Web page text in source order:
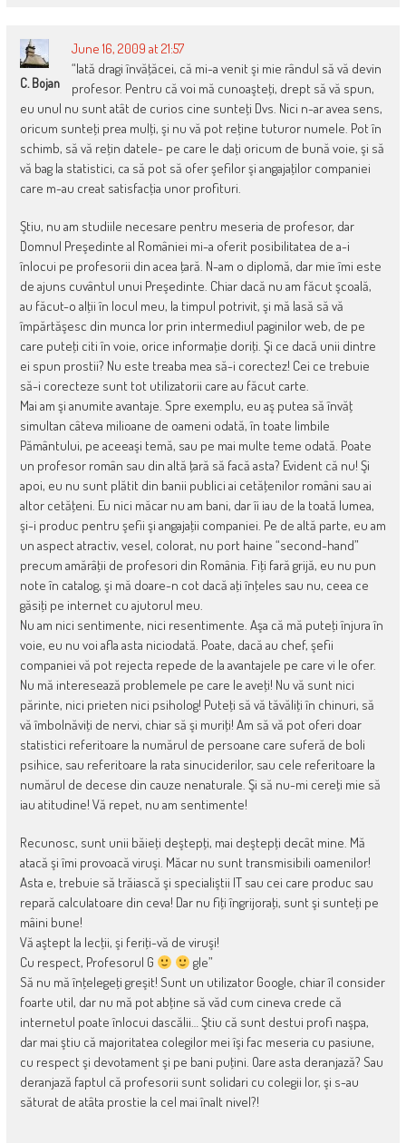
C. Bojan
June 16, 2009 at 21:57
“Iată dragi învăţăcei, că mi-a venit şi mie rândul să vă devin
profesor. Pentru că voi mă cunoaşteţi, drept să vă spun,
eu unul nu sunt atât de curios cine sunteţi Dvs. Nici n-ar avea sens,
oricum sunteţi prea mulţi, şi nu vă pot reţine tuturor numele. Pot în
schimb, să vă reţin datele- pe care le daţi oricum de bună voie, şi să
vă bag la statistici, ca să pot să ofer şefilor şi angajaţilor companiei
care m-au creat satisfacţia unor profituri.
Ştiu, nu am studiile necesare pentru meseria de profesor, dar
Domnul Preşedinte al României mi-a oferit posibilitatea de a-i
înlocui pe profesorii din acea ţară. N-am o diplomă, dar mie îmi este
de ajuns cuvântul unui Preşedinte. Chiar dacă nu am făcut şcoală,
au făcut-o alţii în locul meu, la timpul potrivit, şi mă lasă să vă
împărtăşesc din munca lor prin intermediul paginilor web, de pe
care puteţi citi în voie, orice informaţie doriţi. Şi ce dacă unii dintre
ei spun prostii? Nu este treaba mea să-i corectez! Cei ce trebuie
să-i corecteze sunt tot utilizatorii care au făcut carte.
Mai am şi anumite avantaje. Spre exemplu, eu aş putea să învăţ
simultan câteva milioane de oameni odată, în toate limbile
Pământului, pe aceeaşi temă, sau pe mai multe teme odată. Poate
un profesor român sau din altă ţară să facă asta? Evident că nu! Şi
apoi, eu nu sunt plătit din banii publici ai cetăţenilor români sau ai
altor cetăţeni. Eu nici măcar nu am bani, dar îi iau de la toată lumea,
şi-i produc pentru şefii şi angajaţii companiei. Pe de altă parte, eu am
un aspect atractiv, vesel, colorat, nu port haine “second-hand”
precum amărâţii de profesori din România. Fiţi fară grijă, eu nu pun
note în catalog, şi mă doare-n cot dacă aţi înţeles sau nu, ceea ce
găsiţi pe internet cu ajutorul meu.
Nu am nici sentimente, nici resentimente. Aşa că mă puteţi înjura în
voie, eu nu voi afla asta niciodată. Poate, dacă au chef, şefii
companiei vă pot rejecta repede de la avantajele pe care vi le ofer.
Nu mă interesează problemele pe care le aveţi! Nu vă sunt nici
părinte, nici prieten nici psiholog! Puteţi să vă tăvăliţi în chinuri, să
vă îmbolnăviţi de nervi, chiar să şi muriţi! Am să vă pot oferi doar
statistici referitoare la numărul de persoane care suferă de boli
psihice, sau referitoare la rata sinuciderilor, sau cele referitoare la
numărul de decese din cauze nenaturale. Şi să nu-mi cereţi mie să
iau atitudine! Vă repet, nu am sentimente!
Recunosc, sunt unii băieţi deştepţi, mai deştepţi decât mine. Mă
atacă şi îmi provoacă viruşi. Măcar nu sunt transmisibili oamenilor!
Asta e, trebuie să trăiască şi specialiştii IT sau cei care produc sau
repară calculatoare din ceva! Dar nu fiţi îngrijoraţi, sunt şi sunteţi pe
mâini bune!
Vă aştept la lecţii, şi feriţi-vă de viruşi!
Cu respect, Profesorul G
gle”
Să nu mă înţelegeţi greşit! Sunt un utilizator Google, chiar îl consider
foarte util, dar nu mă pot abţine să văd cum cineva crede că
internetul poate înlocui dascălii… Ştiu că sunt destui profi naşpa,
dar mai ştiu că majoritatea colegilor mei îşi fac meseria cu pasiune,
cu respect şi devotament şi pe bani puţini. Oare asta deranjază? Sau
deranjază faptul că profesorii sunt solidari cu colegii lor, şi s-au
săturat de atâta prostie la cel mai înalt nivel?!